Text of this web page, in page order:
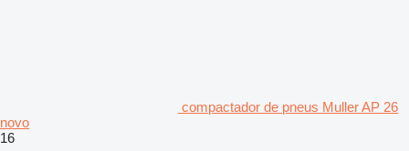
compactador de pneus Muller AP 26
novo
16